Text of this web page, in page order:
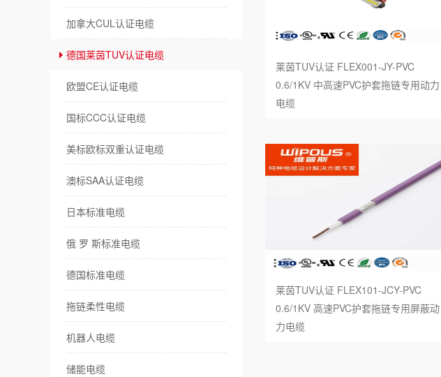
机器人电缆
储能电缆
耐海水电缆
伺服系统电缆
传感器电缆
风力发电电缆
特种电缆
加拿大CUL认证电缆
德国莱茵TUV认证电缆
欧盟CE认证电缆
国标CCC认证电缆
美标欧标双重认证电缆
澳标SAA认证电缆
日本标准电缆
俄 罗 斯标准电缆
德国标准电缆
拖链柔性电缆
机器人电缆
储能电缆
莱茵TUV认证 FLEX001-JY-PVC
0.6/1KV 中高速PVC护套拖链专用动力
电缆
莱茵TUV认证 FLEX101-JCY-PVC
0.6/1KV 高速PVC护套拖链专用屏蔽动
力电缆